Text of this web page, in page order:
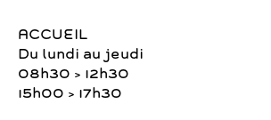
ACCUEIL
Du lundi au jeudi
08h30 > 12h30
15h00 > 17h30